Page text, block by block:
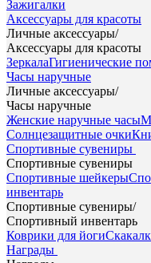
Зажигалки
Аксессуары для красоты
Личные аксессуары/
Аксессуары для красоты
ЗеркалаГигиенические
Часы наручные
Личные аксессуары/
Часы наручные
Женские наручные часы
Солнцезащитные очки
Спортивные сувениры
Спортивные сувениры
Спортивные шейкеры
инвентарь
Спортивные сувениры/
Спортивный инвентарь
Коврики для йоги
Награды